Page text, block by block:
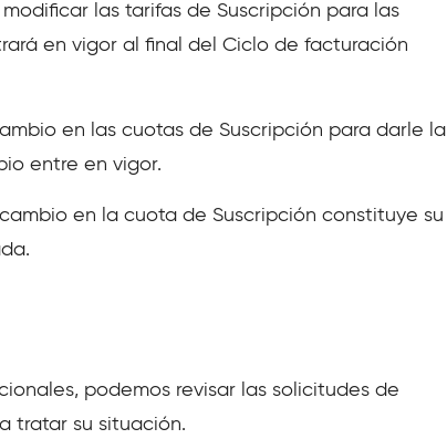
las tarifas de Suscripción para las
en vigor al final del Ciclo de facturación
en las cuotas de Suscripción para darle la
entre en vigor.
en la cuota de Suscripción constituye su
podemos revisar las solicitudes de
tratar su situación.